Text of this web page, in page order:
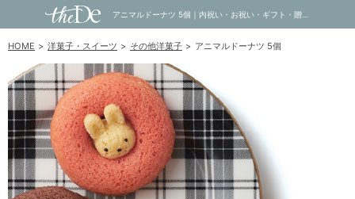
アニマルドーナツ 5個｜内祝い・お祝い・ギフト・贈り物の通販サイトtheDe(ザディー)
HOME 洋菓子・スイーツ その他洋菓子 アニマルドーナツ 5個